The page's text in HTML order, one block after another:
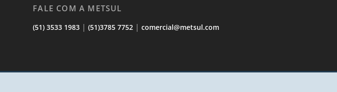
FALE COM A METSUL
(51) 3533 1983 |(51)3785 7752 |comercial@metsul.com